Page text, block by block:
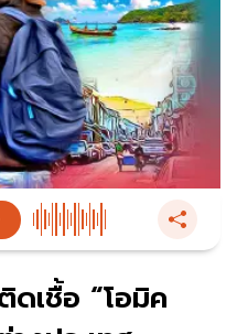
เชื้อ “โอมิค